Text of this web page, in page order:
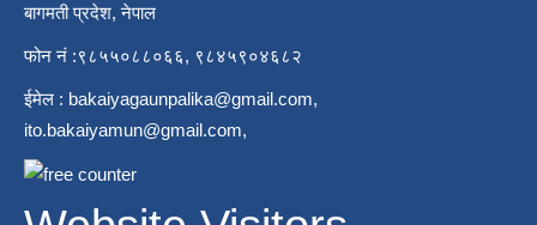
बागमती प्रदेश, नेपाल
फोन नं :९८५५०८८०६६, ९८४५९०४६८२
ईमेल : bakaiyagaunpalika@gmail.com,
ito.bakaiyamun@gmail.com,